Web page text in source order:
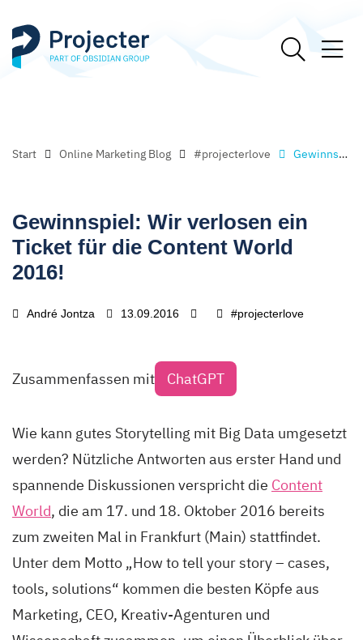
Start Online Marketing Blog #projecterlove Gewinnspiel: Wir verlosen ein Ticket für die Content World 2016!
Gewinnspiel: Wir verlosen ein
Ticket für die Content World
2016!
André Jontza 13.09.2016 #projecterlove
Zusammenfassen mit ChatGPT
Wie kann gutes Storytelling mit Big Data umgesetzt
werden? Nützliche Antworten aus erster Hand und
spannende Diskussionen verspricht die Content
World, die am 17. und 18. Oktober 2016 bereits
zum zweiten Mal in Frankfurt (Main) stattfindet.
Unter dem Motto „How to tell your story – cases,
tools, solutions“ kommen die besten Köpfe aus
Marketing, CEO, Kreativ-Agenturen und